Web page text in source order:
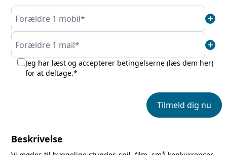
Forældre 1 mobil* add
Forældre 1 mail* add
Jeg har læst og accepterer betingelserne (læs dem her)
for at deltage.*
Tilmeld dig nu
Beskrivelse